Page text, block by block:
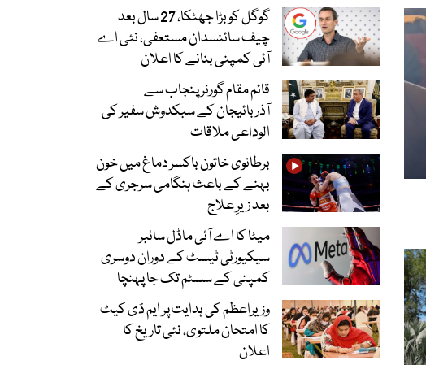
گوگل کو بڑا جھٹکا، 27 سال بعد
چیف سائنسدان مستعفی، نئی اے
آئی کمپنی بنانے کا اعلان
قائم مقام گورنر پنجاب سے
آذربائیجان کے سبکدوش سفیر کی
الوداعی ملاقات
برطانوی خاتون باکسر دماغ میں خون
بہنے کے باعث ہنگامی سرجری کے
بعد زیرِ علاج
میٹا کا اے آئی ماڈل سائبر
سیکیورٹی ٹیسٹ کے دوران دوسری
کمپنی کے سسٹم تک جا پہنچا
وزیراعظم کی ہدایت پر ایم ڈی کیٹ
کا امتحان ملتوی، نئی تاریخ کا
اعلان